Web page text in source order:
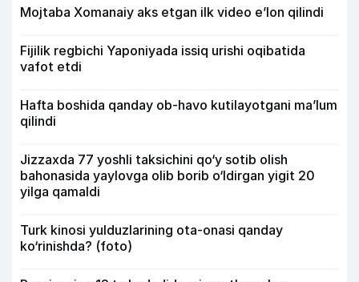
Mojtaba Xomanaiy aks etgan ilk video e’lon qilindi
Fijilik regbichi Yaponiyada issiq urishi oqibatida
vafot etdi
Hafta boshida qanday ob-havo kutilayotgani ma’lum
qilindi
Jizzaxda 77 yoshli taksichini qo‘y sotib olish
bahonasida yaylovga olib borib o‘ldirgan yigit 20
yilga qamaldi
Turk kinosi yulduzlarining ota-onasi qanday
ko‘rinishda? (foto)